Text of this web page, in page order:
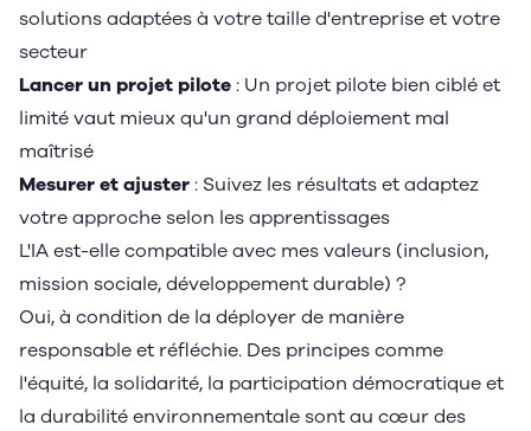
solutions adaptées à votre taille d'entreprise et votre
secteur
Lancer un projet pilote : Un projet pilote bien ciblé et
limité vaut mieux qu'un grand déploiement mal
maîtrisé
Mesurer et ajuster : Suivez les résultats et adaptez
votre approche selon les apprentissages
L'IA est-elle compatible avec mes valeurs (inclusion,
mission sociale, développement durable) ?
Oui, à condition de la déployer de manière
responsable et réfléchie. Des principes comme
l'équité, la solidarité, la participation démocratique et
la durabilité environnementale sont au cœur des